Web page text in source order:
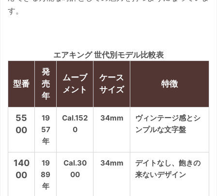
す。
エアキング 世代別モデル比較表
型番
発
売
年
ムーブ
メント
ケース
サイズ
特徴
55
00
19
57
年
Cal.152
0
34mm
ヴィンテージ感とシ
ンプルな文字盤
140
00
19
89
年
Cal.30
00
34mm
デイトなし、飽きの
来ないデザイン